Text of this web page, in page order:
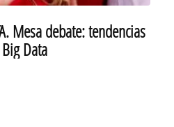
Mesa debate: tendencias
Data